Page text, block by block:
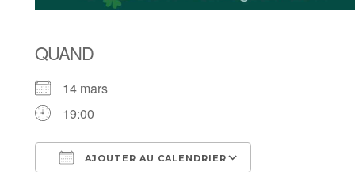
QUAND
14 mars
19:00
AJOUTER AU CALENDRIER